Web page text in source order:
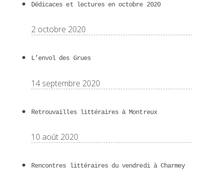
Dédicaces et lectures en octobre 2020
2 octobre 2020
L’envol des Grues
14 septembre 2020
Retrouvailles littéraires à Montreux
10 août 2020
Rencontres littéraires du vendredi à Charmey